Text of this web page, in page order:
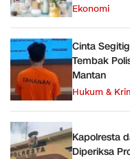
Ekonomi
Cinta
Tembak
Mantan
Hukum &
Kapolresta
Diperiksa